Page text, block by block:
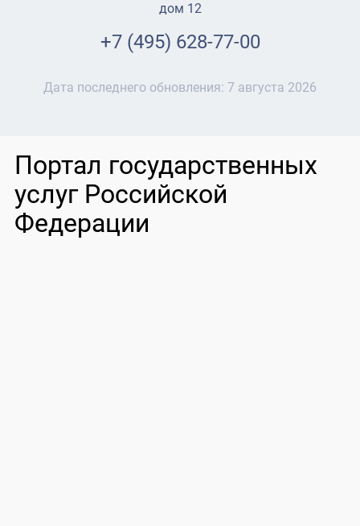
дом 12
+7 (495) 628-77-00
Дата последнего обновления: 7 августа 2026
Портал государственных
услуг Российской
Федерации